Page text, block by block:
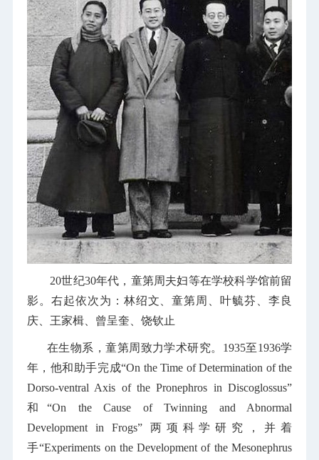
20世纪30年代，童第周夫妇等在学校科学馆前留
影。右起依次为：林绍文、童第周、叶毓芬、李良
庆、王家楫、曾呈奎、饶钦止
在生物系，童第周致力学术研究。1935至1936学
年，他和助手完成“On the Time of Determination of the
Dorso-ventral Axis of the Pronephros in Discoglossus”
和“On the Cause of Twinning and Abnormal
Development in Frogs” 两项科学研究，并着
手“Experiments on the Development of the Mesonephrus